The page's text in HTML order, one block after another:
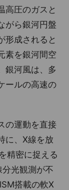
高圧のガスと
がら銀河円盤
形成されると
素を銀河間空
銀河風は、多
ールの高速の
の運動を直接
に、X線を放
精密に捉える
光観測が不
搭載の軟X